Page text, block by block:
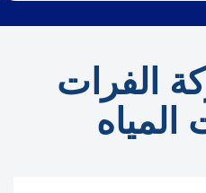
الفرات
المياه